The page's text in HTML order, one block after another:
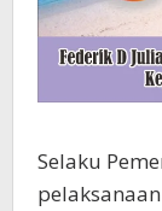
Selaku